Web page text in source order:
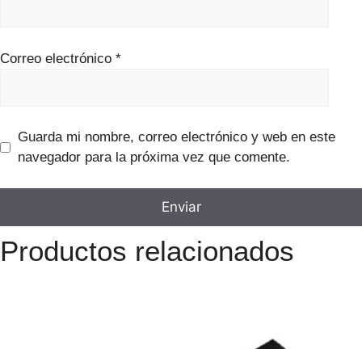
Correo electrónico *
Guarda mi nombre, correo electrónico y web en este
navegador para la próxima vez que comente.
Productos relacionados